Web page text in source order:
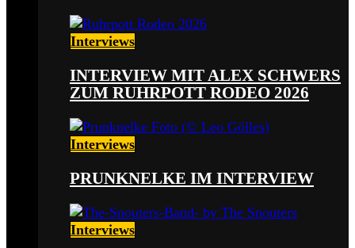
Interviews
INTERVIEW MIT ALEX SCHWERS
ZUM RUHRPOTT RODEO 2026
Interviews
PRUNKNELKE IM INTERVIEW
Interviews